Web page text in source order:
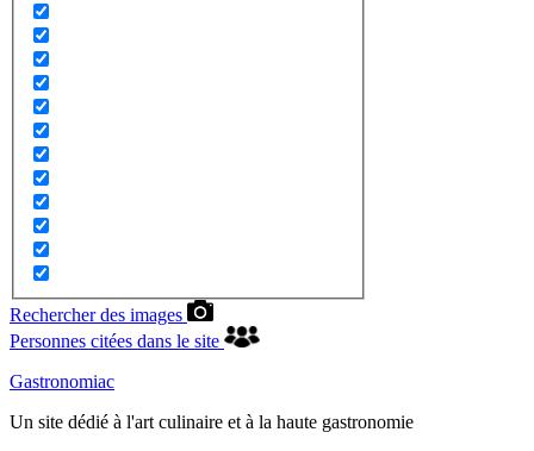
Rechercher des images
Personnes citées dans le site
Gastronomiac
Un site dédié à l'art culinaire et à la haute gastronomie